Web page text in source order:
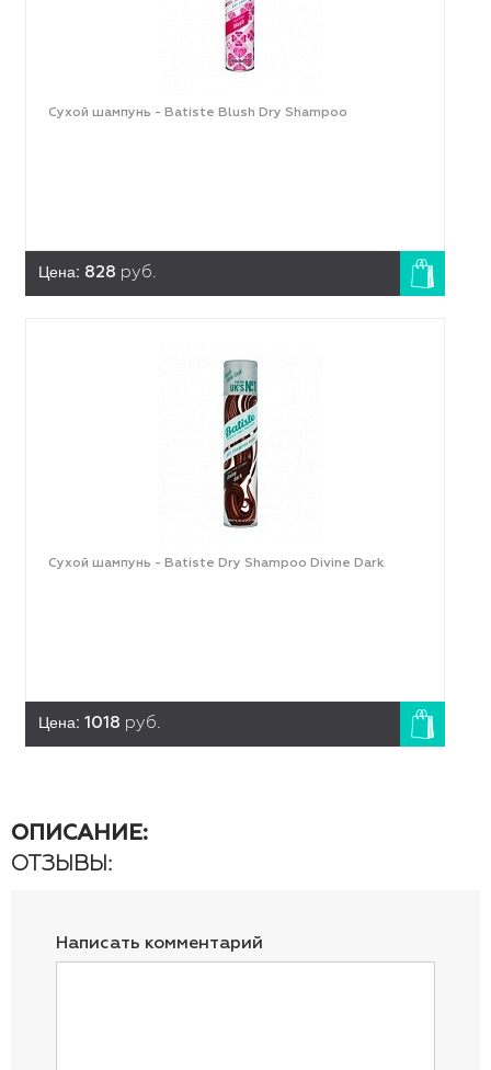
Сухой шампунь - Batiste Blush Dry Shampoo
Цена: 828 руб.
Сухой шампунь - Batiste Dry Shampoo Divine Dark
Цена: 1018 руб.
ОПИСАНИЕ:
ОТЗЫВЫ:
Написать комментарий